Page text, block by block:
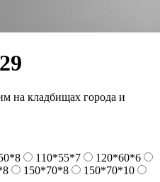
на кладбищах города и
110*55*7
120*60*6
150*70*8
150*70*10